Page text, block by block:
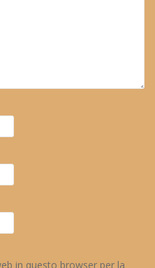
in questo browser per la